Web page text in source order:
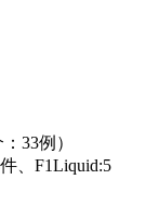
33例）
、F1Liquid:5